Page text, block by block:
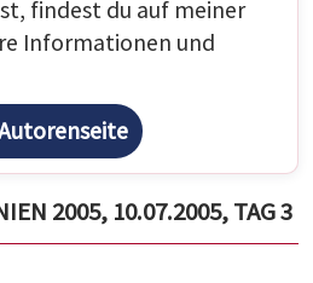
findest du auf meiner
Informationen und
2005, 10.07.2005, TAG 3